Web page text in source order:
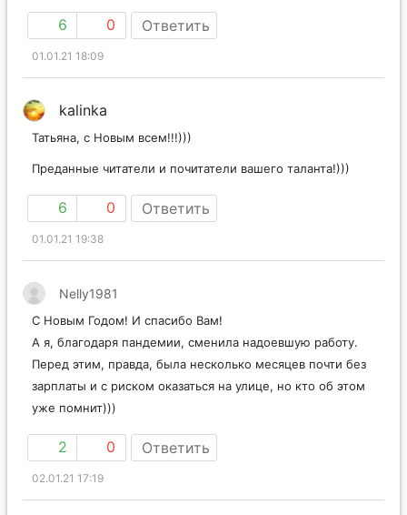
6 0 Ответить
01.01.21 18:09
kalinka
6 0 Ответить
01.01.21 19:38
Nelly1981
С Новым Годом! И спасибо Вам!
А я, благодаря пандемии, сменила надоевшую работу.
Перед этим, правда, была несколько месяцев почти без
зарплаты и с риском оказаться на улице, но кто об этом
2 0 Ответить
02.01.21 17:19